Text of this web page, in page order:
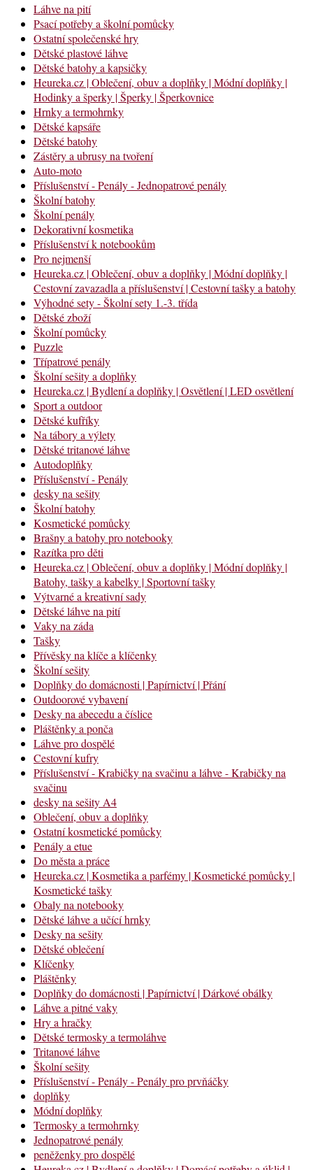
Láhve na pití
Psací potřeby a školní pomůcky
Ostatní společenské hry
Dětské plastové láhve
Dětské batohy a kapsičky
Heureka.cz | Oblečení, obuv a doplňky | Módní doplňky |
Hodinky a šperky | Šperky | Šperkovnice
Hrnky a termohrnky
Dětské kapsáře
Dětské batohy
Zástěry a ubrusy na tvoření
Auto-moto
Příslušenství - Penály - Jednopatrové penály
Školní batohy
Školní penály
Dekorativní kosmetika
Příslušenství k notebookům
Pro nejmenší
Heureka.cz | Oblečení, obuv a doplňky | Módní doplňky |
Cestovní zavazadla a příslušenství | Cestovní tašky a batohy
Výhodné sety - Školní sety 1.-3. třída
Dětské zboží
Školní pomůcky
Puzzle
Třípatrové penály
Školní sešity a doplňky
Heureka.cz | Bydlení a doplňky | Osvětlení | LED osvětlení
Sport a outdoor
Dětské kufříky
Na tábory a výlety
Dětské tritanové láhve
Autodoplňky
Příslušenství - Penály
desky na sešity
Školní batohy
Kosmetické pomůcky
Brašny a batohy pro notebooky
Razítka pro děti
Heureka.cz | Oblečení, obuv a doplňky | Módní doplňky |
Batohy, tašky a kabelky | Sportovní tašky
Výtvarné a kreativní sady
Dětské láhve na pití
Vaky na záda
Tašky
Přívěsky na klíče a klíčenky
Školní sešity
Doplňky do domácnosti | Papírnictví | Přání
Outdoorové vybavení
Desky na abecedu a číslice
Pláštěnky a ponča
Láhve pro dospělé
Cestovní kufry
Příslušenství - Krabičky na svačinu a láhve - Krabičky na
svačinu
desky na sešity A4
Oblečení, obuv a doplňky
Ostatní kosmetické pomůcky
Penály a etue
Do města a práce
Heureka.cz | Kosmetika a parfémy | Kosmetické pomůcky |
Kosmetické tašky
Obaly na notebooky
Dětské láhve a učící hrnky
Desky na sešity
Dětské oblečení
Klíčenky
Pláštěnky
Doplňky do domácnosti | Papírnictví | Dárkové obálky
Láhve a pitné vaky
Hry a hračky
Dětské termosky a termoláhve
Tritanové láhve
Školní sešity
Příslušenství - Penály - Penály pro prvňáčky
doplňky
Módní doplňky
Termosky a termohrnky
Jednopatrové penály
peněženky pro dospělé